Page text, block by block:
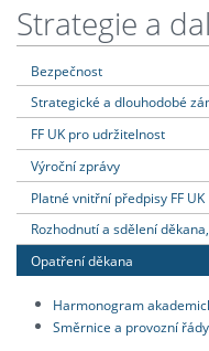
Strategie a
Bezpečnost
Strategické a dlouhodobé
FF UK pro udržitelnost
Výroční zprávy
Platné vnitřní předpisy FF UK
Rozhodnutí a sdělení
Opatření děkana
Harmonogram
Směrnice a provozní řády